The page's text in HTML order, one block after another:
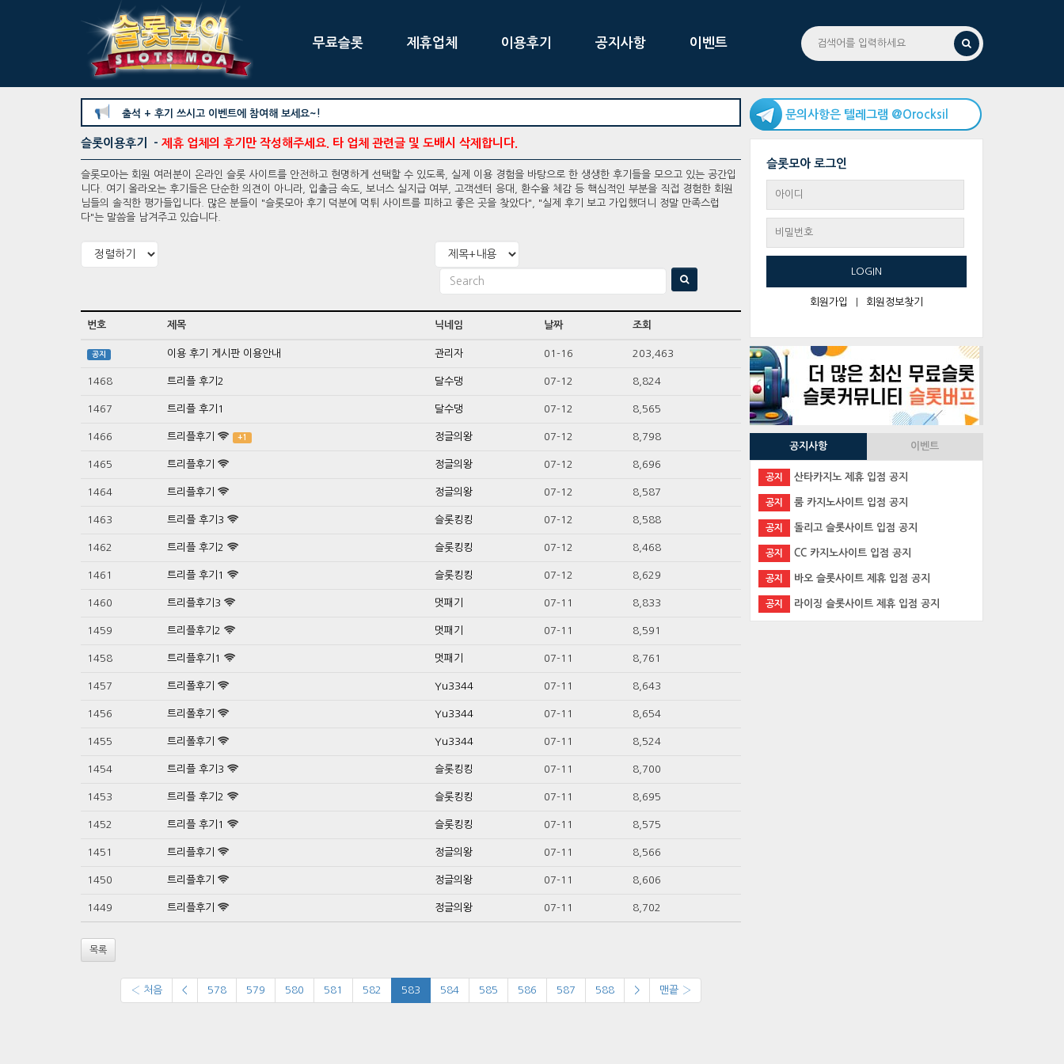
무료슬롯 제휴업체 이용후기 공지사항 이벤트
출석 + 후기 쓰시고 이벤트에 참여해 보세요~!
슬롯이용후기 - 제휴 업체의 후기만 작성해주세요. 타 업체 관련글 및 도배시 삭제합니다.
슬롯모아는 회원 여러분이 온라인 슬롯 사이트를 안전하고 현명하게 선택할 수 있도록, 실제 이용 경험을 바탕으로 한 생생한 후기들을 모으고 있는 공간입
니다. 여기 올라오는 후기들은 단순한 의견이 아니라, 입출금 속도, 보너스 실지급 여부, 고객센터 응대, 환수율 체감 등 핵심적인 부분을 직접 경험한 회원
님들의 솔직한 평가들입니다. 많은 분들이 "슬롯모아 후기 덕분에 먹튀 사이트를 피하고 좋은 곳을 찾았다", "실제 후기 보고 가입했더니 정말 만족스럽
다"는 말씀을 남겨주고 있습니다.
번호 제목 닉네임 날짜 조회
공지 이용 후기 게시판 이용안내 관리자 01-16 203,463
1468 트리플 후기2 달수댕 07-12 8,824
1467 트리플 후기1 달수댕 07-12 8,565
1466 트리플후기 +1 정글의왕 07-12 8,798
1465 트리플후기 정글의왕 07-12 8,696
1464 트리플후기 정글의왕 07-12 8,587
1463 트리플 후기3 슬롯킹킹 07-12 8,588
1462 트리플 후기2 슬롯킹킹 07-12 8,468
1461 트리플 후기1 슬롯킹킹 07-12 8,629
1460 트리플후기3 멋패기 07-11 8,833
1459 트리플후기2 멋패기 07-11 8,591
1458 트리플후기1 멋패기 07-11 8,761
1457 트리폴후기 Yu3344 07-11 8,643
1456 트리폴후기 Yu3344 07-11 8,654
1455 트리폴후기 Yu3344 07-11 8,524
1454 트리플 후기3 슬롯킹킹 07-11 8,700
1453 트리플 후기2 슬롯킹킹 07-11 8,695
1452 트리플 후기1 슬롯킹킹 07-11 8,575
1451 트리플후기 정글의왕 07-11 8,566
1450 트리플후기 정글의왕 07-11 8,606
1449 트리플후기 정글의왕 07-11 8,702
목록
‹ 처음 < 578 579 580 581 582 583 584 585 586 587 588 > 맨끝 ›
문의사항은 텔레그램 @Orocksil
슬롯모아 로그인
LOGIN
회원가입 회원정보찾기
공지사항 이벤트
공지 산타카지노 제휴 입점 공지
공지 룸 카지노사이트 입점 공지
공지 돌리고 슬롯사이트 입점 공지
공지 CC 카지노사이트 입점 공지
공지 바오 슬롯사이트 제휴 입점 공지
공지 라이징 슬롯사이트 제휴 입점 공지